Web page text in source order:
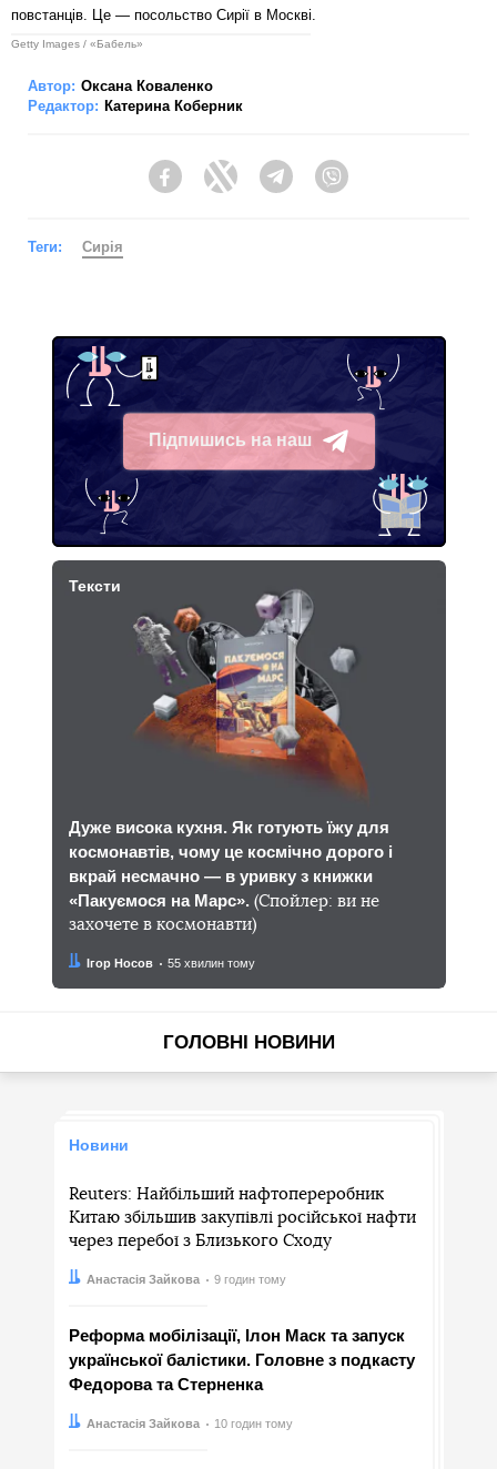
повстанців. Це — посольство Сирії в Москві.
Getty Images / «Бабель»
Автор: Оксана Коваленко
Редактор: Катерина Коберник
FacebookTwitter Telegram
Теги: Сирія
Підпишись на наш
Telegram
Тексти
Дуже висока кухня. Як готують їжу для
космонавтів, чому це космічно дорого і
вкрай несмачно — в уривку з книжки
«Пакуємося на Марс». (Спойлер: ви не
захочете в космонавти)
Автор:
Ігор Носов
Дата: 55 хвилин тому
ГОЛОВНІ НОВИНИ
Новини
Reuters: Найбільший нафтопереробник
Китаю збільшив закупівлі російської нафти
через перебої з Близького Сходу
Автор:Анастасія Зайкова
Дата: 9 годин тому
Реформа мобілізації, Ілон Маск та запуск
української балістики. Головне з подкасту
Федорова та Стерненка
Автор:Анастасія Зайкова
Дата: 10 годин тому